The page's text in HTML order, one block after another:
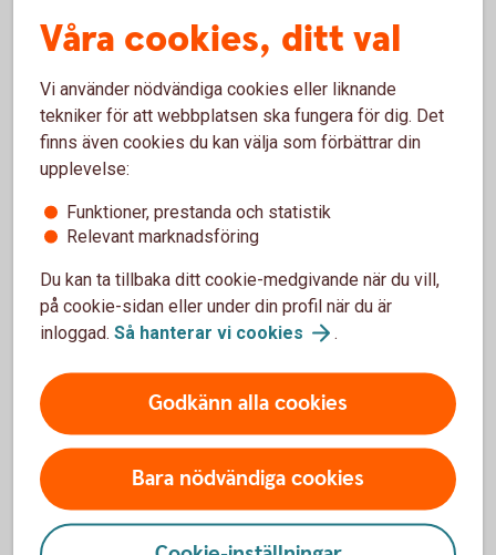
Vilket stöd som är relevant beror på företagets
använda alla modeller. Börja med det som hjälper er att
strukturera och följa upp de frågor som är viktigast för
företaget.
Gör mätningen till en del av
Hållbarhetsmätning behöver inte vara ett separat projekt.
När ni följer upp relevanta mål regelbundet blir
planering och utveckling.
Börja med några få områden, följ utvecklingen och bygg
vidare efter hand. Då blir det lättare att se vad som faktiskt
gör skillnad – för verksamheten och för omvärlden.
Våra cookies, ditt val
Vi använder nödvändiga cookies eller liknande
tekniker för att webbplatsen ska fungera för dig. Det
finns även cookies du kan välja som förbättrar din
upplevelse:
Funktioner, prestanda och statistik
Relevant marknadsföring
Du kan ta tillbaka ditt cookie-medgivande när du vill,
på cookie-sidan eller under din profil när du är
inloggad. Så hanterar vi cookies .
Godkänn alla cookies
Bara nödvändiga cookies